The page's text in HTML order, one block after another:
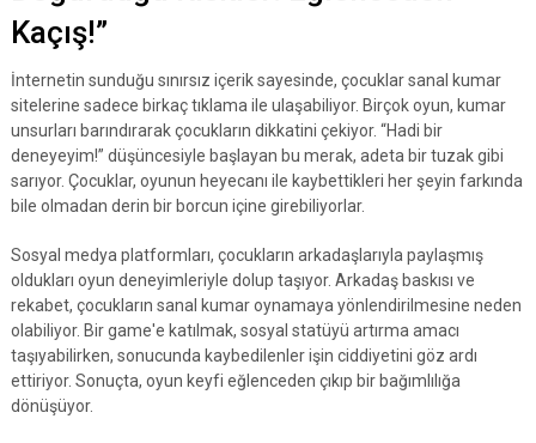
Kaçış!”
İnternetin sunduğu sınırsız içerik sayesinde, çocuklar sanal kumar
sitelerine sadece birkaç tıklama ile ulaşabiliyor. Birçok oyun, kumar
unsurları barındırarak çocukların dikkatini çekiyor. “Hadi bir
deneyeyim!” düşüncesiyle başlayan bu merak, adeta bir tuzak gibi
sarıyor. Çocuklar, oyunun heyecanı ile kaybettikleri her şeyin farkında
bile olmadan derin bir borcun içine girebiliyorlar.
Sosyal medya platformları, çocukların arkadaşlarıyla paylaşmış
oldukları oyun deneyimleriyle dolup taşıyor. Arkadaş baskısı ve
rekabet, çocukların sanal kumar oynamaya yönlendirilmesine neden
olabiliyor. Bir game'e katılmak, sosyal statüyü artırma amacı
taşıyabilirken, sonucunda kaybedilenler işin ciddiyetini göz ardı
ettiriyor. Sonuçta, oyun keyfi eğlenceden çıkıp bir bağımlılığa
dönüşüyor.